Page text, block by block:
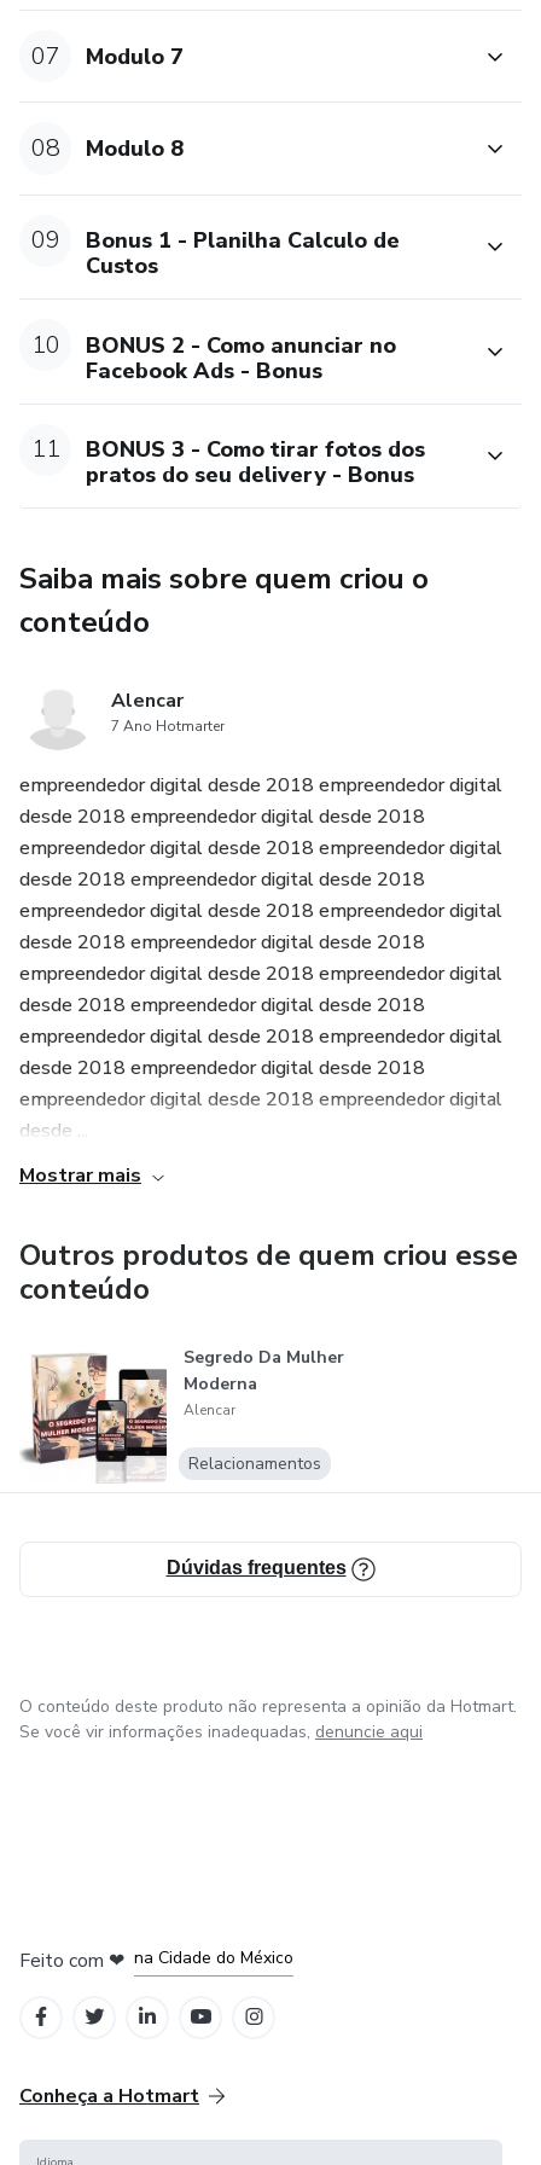
07 Modulo 7
08 Modulo 8
09
Bonus 1 - Planilha Calculo de
Custos
10
BONUS 2 - Como anunciar no
Facebook Ads - Bonus
11
BONUS 3 - Como tirar fotos dos
pratos do seu delivery - Bonus
Saiba mais sobre quem criou o
conteúdo
Alencar
7 Ano Hotmarter
empreendedor digital desde 2018 empreendedor digital
desde 2018 empreendedor digital desde 2018
empreendedor digital desde 2018 empreendedor digital
desde 2018 empreendedor digital desde 2018
empreendedor digital desde 2018 empreendedor digital
desde 2018 empreendedor digital desde 2018
empreendedor digital desde 2018 empreendedor digital
desde 2018 empreendedor digital desde 2018
empreendedor digital desde 2018 empreendedor digital
desde 2018 empreendedor digital desde 2018
empreendedor digital desde 2018 empreendedor digital
desde ...
Mostrar mais
Outros produtos de quem criou esse
conteúdo
Segredo Da Mulher
Moderna
Alencar
Relacionamentos
Dúvidas frequentes
O conteúdo deste produto não representa a opinião da Hotmart.
Se você vir informações inadequadas, denuncie aqui
Feito com ❤ na Cidade do México
Conheça a Hotmart